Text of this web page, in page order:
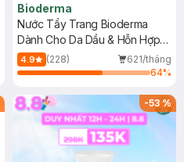
Bioderma
Nước Tẩy Trang Bioderma
Dành Cho Da Dầu & Hỗn Hợp
500ml
4.9 (228)
621/tháng
64%
-53%